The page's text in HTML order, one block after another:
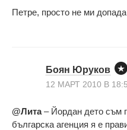
Петре, просто не ми
Боян Юруков
12 МАРТ 2010 В
@Лита– Йордан дето съм
българска агенция я е